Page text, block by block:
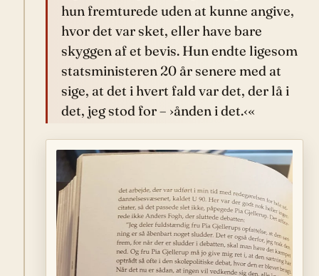
hun fremturede uden at kunne angive,
hvor det var sket, eller have bare
skyggen af et bevis. Hun endte ligesom
statsministeren 20 år senere med at
sige, at det i hvert fald var det, der lå i
det, jeg stod for – ›ånden i det.‹«